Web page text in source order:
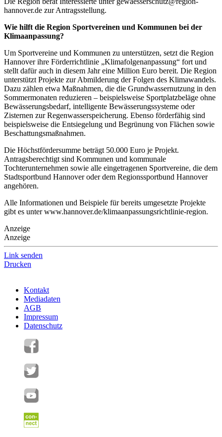
hannover.de zur Antragsstellung.
Wie hilft die Region Sportvereinen und Kommunen bei der
Klimaanpassung?
Um Sportvereine und Kommunen zu unterstützen, setzt die Region
Hannover ihre Förderrichtlinie „Klimafolgenanpassung“ fort und
stellt dafür auch in diesem Jahr eine Million Euro bereit. Die Region
unterstützt Projekte zur Abmilderung der Folgen des Klimawandels.
Dazu zählen etwa Maßnahmen, die die Grundwassernutzung in den
Sommermonaten reduzieren – beispielsweise Sportplatzbeläge ohne
Bewässerungsbedarf, intelligente Bewässerungssysteme oder
Zisternen zur Regenwasserspeicherung. Ebenso förderfähig sind
beispielsweise die Entsiegelung und Begrünung von Flächen sowie
Beschattungsmaßnahmen.
Die Höchstfördersumme beträgt 50.000 Euro je Projekt.
Antragsberechtigt sind Kommunen und kommunale
Tochterunternehmen sowie alle eingetragenen Sportvereine, die dem
Stadtsportbund Hannover oder dem Regionssportbund Hannover
angehören.
Alle Informationen und Beispiele für bereits umgesetzte Projekte
gibt es unter www.hannover.de/klimaanpassungsrichtlinie-region.
Anzeige
Anzeige
Link senden
Drucken
Kontakt
Mediadaten
AGB
Impressum
Datenschutz